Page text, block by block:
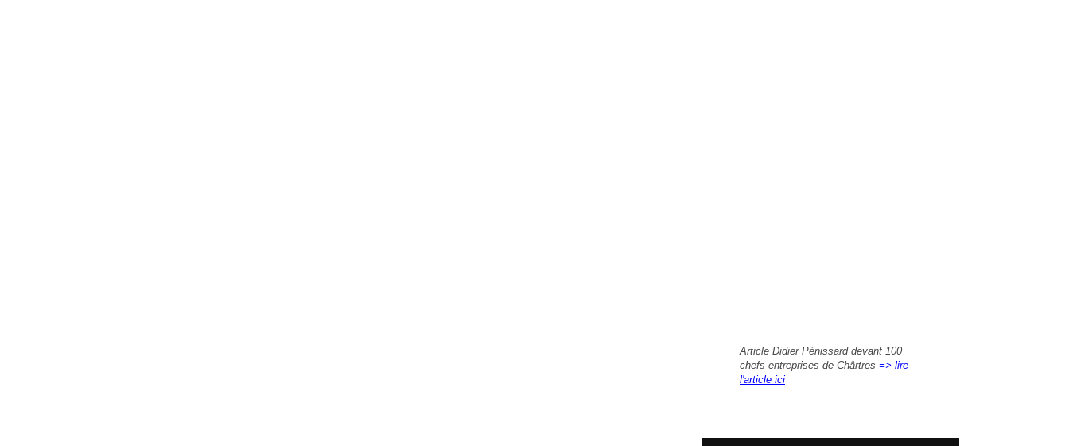
Article Didier Pénissard devant 100
chefs entreprises de Chârtres => lire
l'article ici